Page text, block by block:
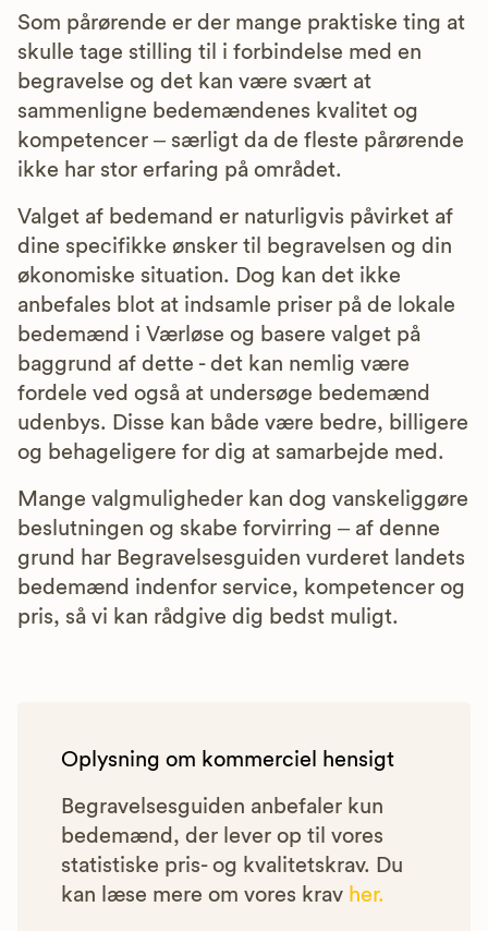
Som pårørende er der mange praktiske ting at
skulle tage stilling til i forbindelse med en
begravelse og det kan være svært at
sammenligne bedemændenes kvalitet og
kompetencer – særligt da de fleste pårørende
ikke har stor erfaring på området.
Valget af bedemand er naturligvis påvirket af
dine specifikke ønsker til begravelsen og din
økonomiske situation. Dog kan det ikke
anbefales blot at indsamle priser på de lokale
bedemænd i Værløse og basere valget på
baggrund af dette - det kan nemlig være
fordele ved også at undersøge bedemænd
udenbys. Disse kan både være bedre, billigere
og behageligere for dig at samarbejde med.
Mange valgmuligheder kan dog vanskeliggøre
beslutningen og skabe forvirring – af denne
grund har Begravelsesguiden vurderet landets
bedemænd indenfor service, kompetencer og
pris, så vi kan rådgive dig bedst muligt.
Oplysning om kommerciel hensigt
Begravelsesguiden anbefaler kun
bedemænd, der lever op til vores
statistiske pris- og kvalitetskrav. Du
kan læse mere om vores krav her.